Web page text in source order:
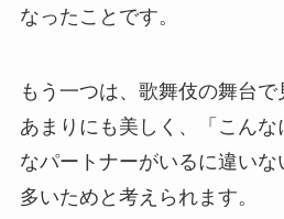
なったことです。
もう一つは、歌舞伎の舞台
あまりにも美しく、「こん
なパートナーがいるに違い
多いためと考えられます。